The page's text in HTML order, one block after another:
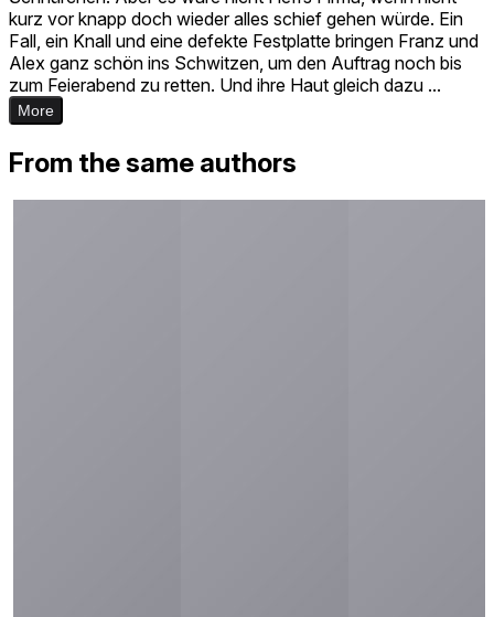
kurz vor knapp doch wieder alles schief gehen würde. Ein
Fall, ein Knall und eine defekte Festplatte bringen Franz und
Alex ganz schön ins Schwitzen, um den Auftrag noch bis
zum Feierabend zu retten. Und ihre Haut gleich dazu ...
More
From the same authors